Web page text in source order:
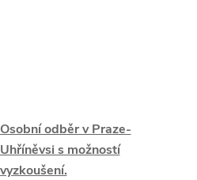
Osobní odběr v Praze-
Uhříněvsi s možností
vyzkoušení.